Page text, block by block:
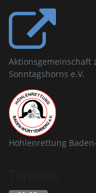
Aktionsgemeinschaft
Sonntagshorns e.V.
Höhlenrettung